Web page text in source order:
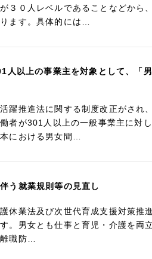
３０人レベルであることなどから
ます。具体的には…
人以上の事業主を対象として、「
躍推進法に関する制度改正がされ
者が301人以上の一般事業主に対
における男女間…
う就業規則等の見直し
休業法及び次世代育成支援対策
。男女とも仕事と育児・介護を両
離職防…